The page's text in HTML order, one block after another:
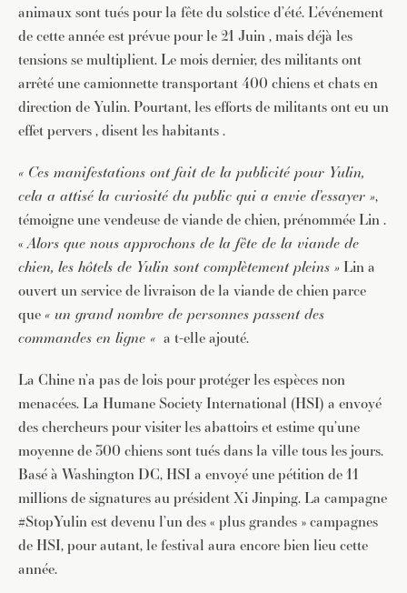
animaux sont tués pour la fête du solstice d’été. L’événement
de cette année est prévue pour le 21 Juin , mais déjà les
tensions se multiplient. Le mois dernier, des militants ont
arrêté une camionnette transportant 400 chiens et chats en
direction de Yulin. Pourtant, les efforts de militants ont eu un
effet pervers , disent les habitants .
« Ces manifestations ont fait de la publicité pour Yulin,
cela a attisé la curiosité du public qui a envie d’essayer »,
témoigne une vendeuse de viande de chien, prénommée Lin .
«Alors que nous approchons de la fête de la viande de
chien, les hôtels de Yulin sont complètement pleins » Lin a
ouvert un service de livraison de la viande de chien parce
que « un grand nombre de personnes passent des
commandes en ligne « a t-elle ajouté.
La Chine n’a pas de lois pour protéger les espèces non
menacées. La Humane Society International (HSI) a envoyé
des chercheurs pour visiter les abattoirs et estime qu’une
moyenne de 300 chiens sont tués dans la ville tous les jours.
Basé à Washington DC, HSI a envoyé une pétition de 11
millions de signatures au président Xi Jinping. La campagne
#StopYulin est devenu l’un des « plus grandes » campagnes
de HSI, pour autant, le festival aura encore bien lieu cette
année.